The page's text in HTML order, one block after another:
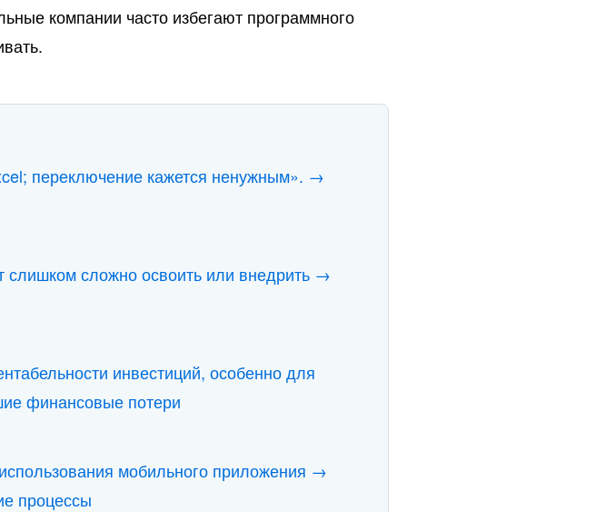
компании часто избегают программного
переключение кажется ненужным». →
слишком сложно освоить или внедрить →
инвестиций, особенно для
финансовые потери
мобильного приложения →
процессы